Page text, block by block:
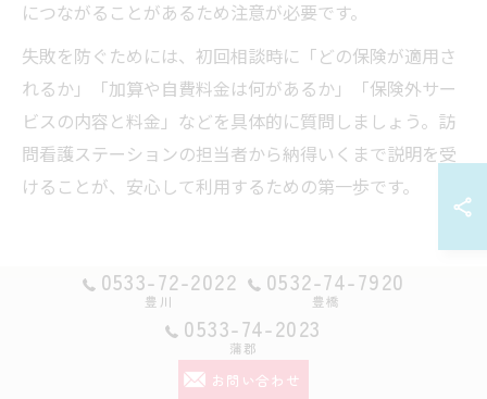
につながることがあるため注意が必要です。
失敗を防ぐためには、初回相談時に「どの保険が適用さ
れるか」「加算や自費料金は何があるか」「保険外サー
ビスの内容と料金」などを具体的に質問しましょう。訪
問看護ステーションの担当者から納得いくまで説明を受
けることが、安心して利用するための第一歩です。
基本利用料や加算要素の仕組み
を理解しよう
0533-72-2022
豊川
0532-74-7920
豊橋
0533-74-2023
蒲郡
お問い合わせ